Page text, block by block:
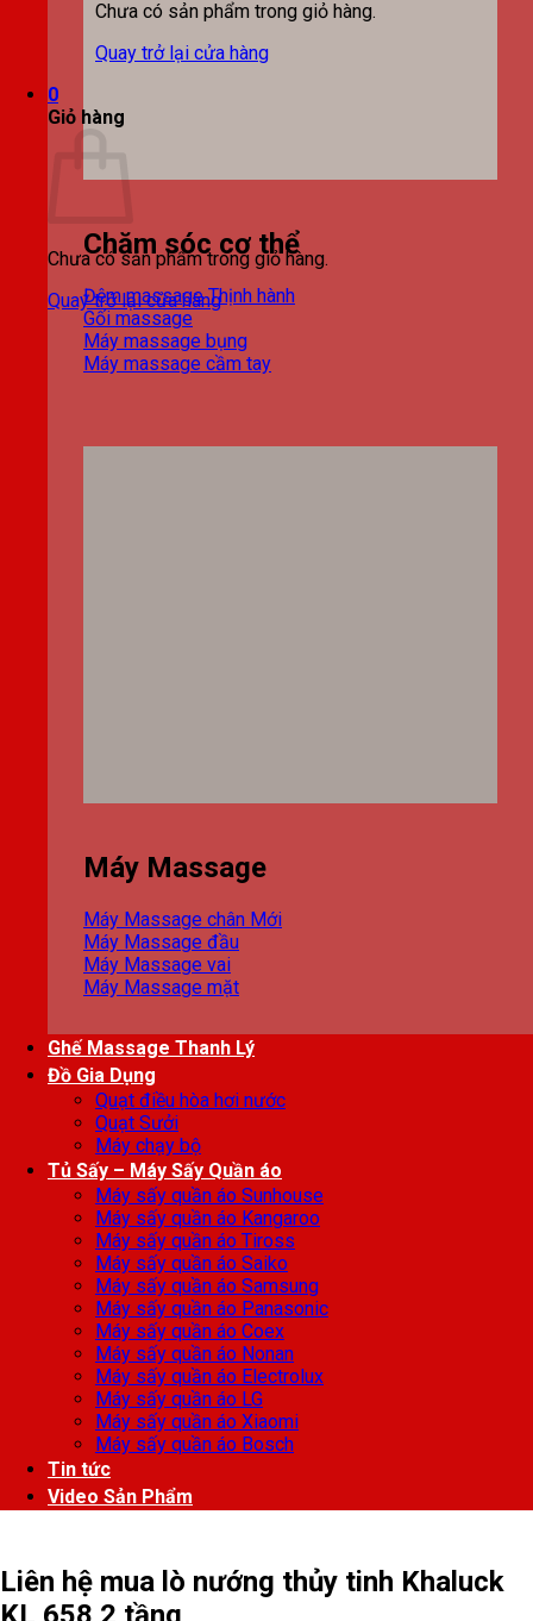
Chưa có sản phẩm trong giỏ hàng.
Quay trở lại cửa hàng
0
Giỏ hàng
Chưa có sản phẩm trong giỏ hàng.
Quay trở lại cửa hàng
Chăm sóc cơ thể
Đệm massage
Gối massage
Máy massage bụng
Máy massage cầm tay
Máy Massage
Máy Massage chân
Máy Massage đầu
Máy Massage vai
Máy Massage mặt
Ghế Massage Thanh Lý
Đồ Gia Dụng
Quạt điều hòa hơi nước
Quạt Sưởi
Máy chạy bộ
Tủ Sấy – Máy Sấy Quần áo
Máy sấy quần áo Sunhouse
Máy sấy quần áo Kangaroo
Máy sấy quần áo Tiross
Máy sấy quần áo Saiko
Máy sấy quần áo Samsung
Máy sấy quần áo Panasonic
Máy sấy quần áo Coex
Máy sấy quần áo Nonan
Máy sấy quần áo Electrolux
Máy sấy quần áo LG
Máy sấy quần áo Xiaomi
Máy sấy quần áo Bosch
Tin tức
Video Sản Phẩm
Liên hệ mua lò nướng thủy tinh Khaluck